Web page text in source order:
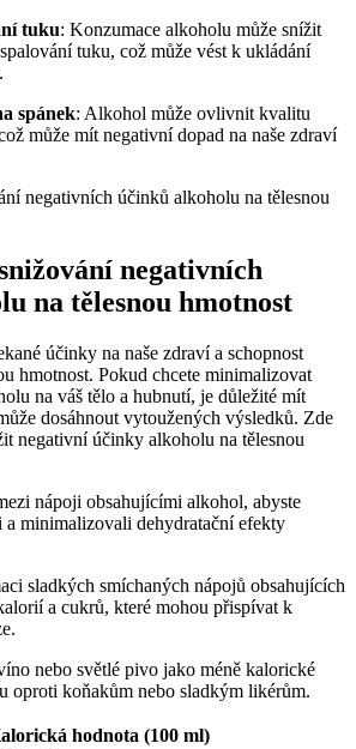
tuku: Konzumace alkoholu může snížit
tuku, což může vést k ukládání
spánek: Alkohol může ovlivnit kvalitu
může mít negativní dopad na naše zdraví
negativních
na tělesnou hmotnost
účinky na naše zdraví a schopnost
hmotnost. Pokud chcete minimalizovat
na váš tělo a hubnutí, je důležité mít
dosáhnout vytoužených výsledků. Zde
negativní účinky alkoholu na tělesnou
nápoji obsahujícími alkohol, abyste
a minimalizovali dehydratační efekty
sladkých smíchaných nápojů obsahujících
a cukrů, které mohou přispívat k
nebo světlé pivo jako méně kalorické
oproti koňakům nebo sladkým likérům.
hodnota (100 ml)